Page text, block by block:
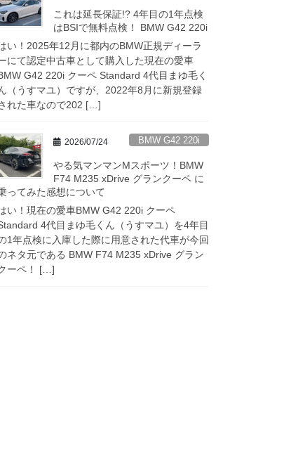
これは延長保証!? 4年目の1年点検
はBSIで無料点検！ BMW G42 220i
い！2025年12月に都内のBMW正規ディーラ
にて認定中古車として購入した現在の愛車
G42 220i クーペ Standard 4代目まゆ毛く
（うすマユ）ですが、2022年8月に新規登録
れた車なので202 […]
2026/07/24 BMW G42 220i
やる気マンマンMスポーツ！BMW
F74 M235 xDrive グランクーペ に
ってみた感想について
い！現在の愛車BMW G42 220i クーペ
4代目まゆ毛くん（うすマユ）を4年目
1年点検に入庫した際に用意された代車が今回
ネタ元である BMW F74 M235 xDrive グラン
ーペ！ […]